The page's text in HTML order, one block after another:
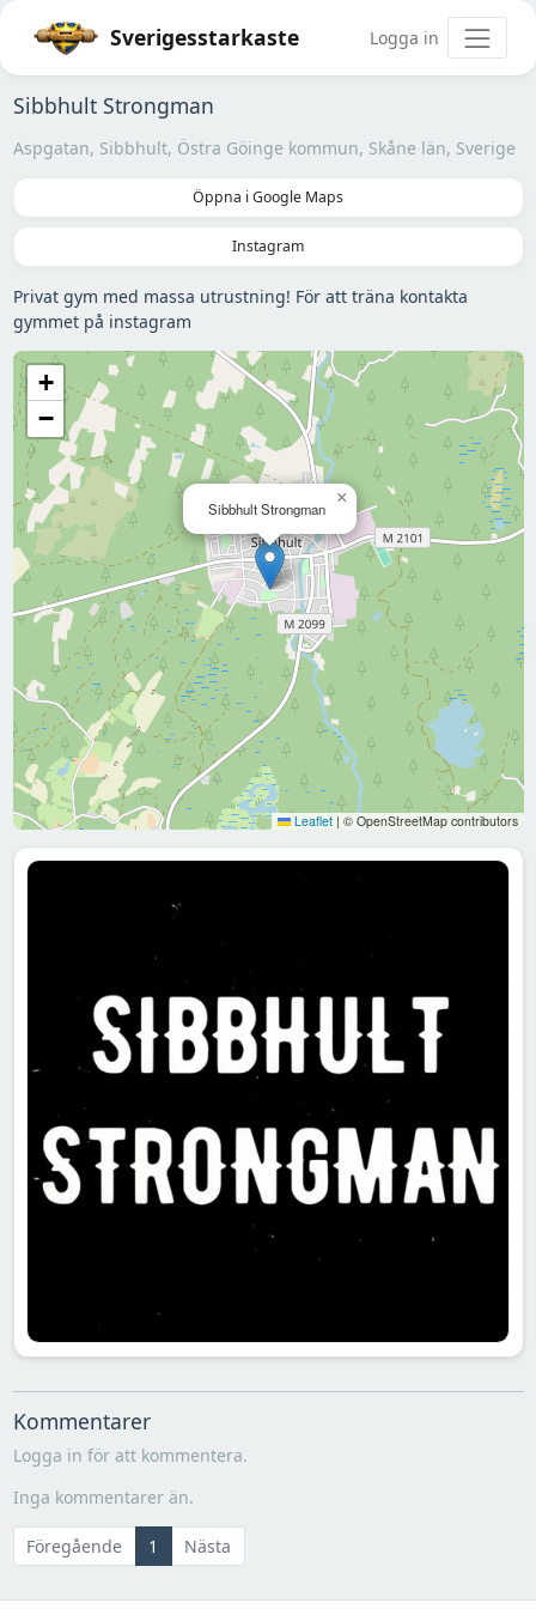
Sverigesstarkaste Logga in
Sibbhult Strongman
Aspgatan, Sibbhult, Östra Göinge kommun, Skåne län, Sverige
Öppna i Google Maps
Instagram
Privat gym med massa utrustning! För att träna kontakta
gymmet på instagram
Sibbhult Strongman
×
+
−
Leaflet | © OpenStreetMap contributors
Kommentarer
Logga in för att kommentera.
Inga kommentarer än.
Föregående 1 Nästa